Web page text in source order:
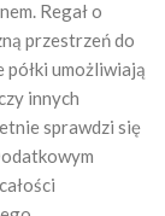
Regał o
przestrzeń do
umożliwiają
innych
sprawdzi się